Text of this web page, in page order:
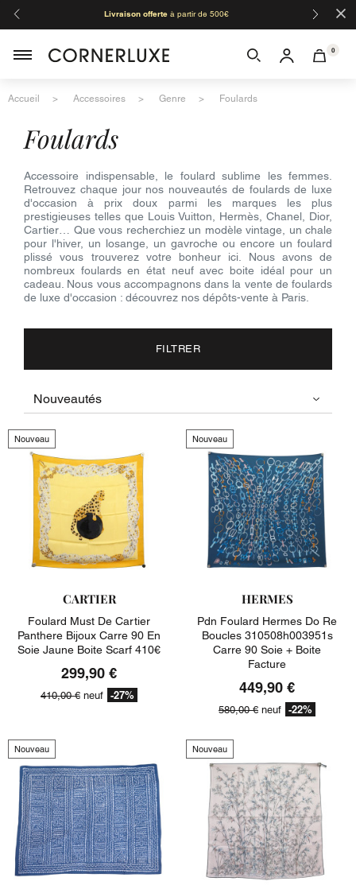
Livraison offerteà partir de 500€ ×
0
Accueil Accessoires Genre Foulards
foulards
Accessoire indispensable, le foulard sublime les femmes.
Retrouvez chaque jour nos nouveautés de foulards de luxe
d'occasion à prix doux parmi les marques les plus
prestigieuses telles que Louis Vuitton, Hermès, Chanel, Dior,
Cartier… Que vous recherchiez un modèle vintage, un chale
pour l'hiver, un losange, un gavroche ou encore un foulard
plissé vous trouverez votre bonheur ici. Nous avons de
nombreux foulards en état neuf avec boite idéal pour un
cadeau. Nous vous accompagnons dans la vente de foulards
de luxe d'occasion : découvrez nos dépôts-vente à Paris.
FILTRER
Nouveau
CARTIER
Foulard Must De Cartier
Panthere Bijoux Carre 90 En
Soie Jaune Boite Scarf 410€
299,90 €
410,00 € neuf -27%
Nouveau
HERMES
Pdn Foulard Hermes Do Re
Boucles 310508h003951s
Carre 90 Soie + Boite
Facture
449,90 €
580,00 € neuf -22%
Nouveau Nouveau